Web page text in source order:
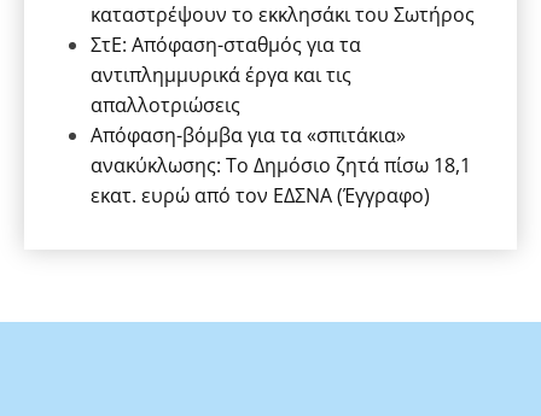
καταστρέψουν το εκκλησάκι του Σωτήρος
ΣτΕ: Απόφαση-σταθμός για τα
αντιπλημμυρικά έργα και τις
απαλλοτριώσεις
Απόφαση-βόμβα για τα «σπιτάκια»
ανακύκλωσης: Το Δημόσιο ζητά πίσω 18,1
εκατ. ευρώ από τον ΕΔΣΝΑ (Έγγραφο)